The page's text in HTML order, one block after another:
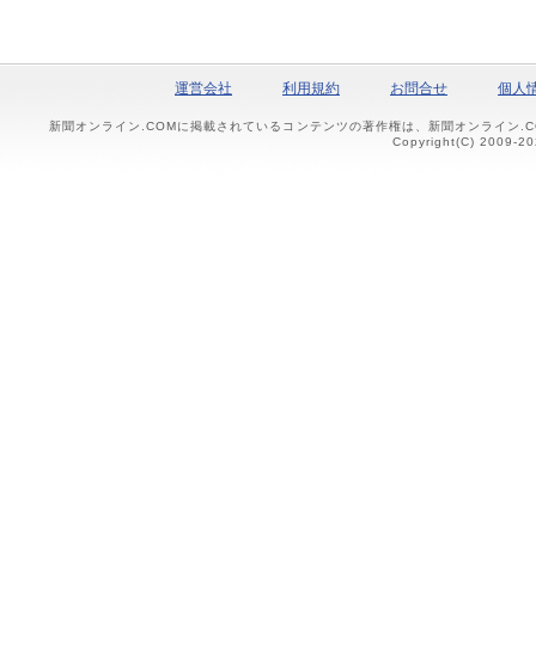
運営会社 利用規約 お問合せ 個人
新聞オンライン.COMに掲載されているコンテンツの著作権は、新聞オンライン
Copyright(C) 2009-